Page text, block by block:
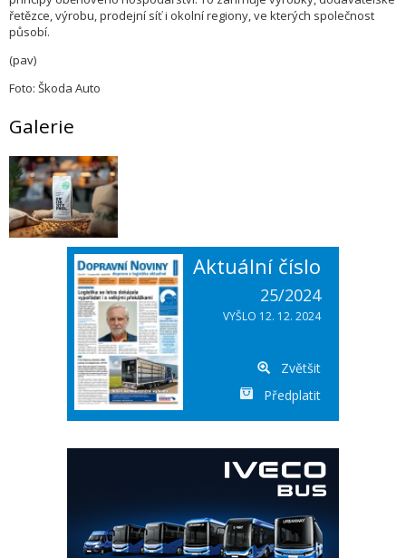
řetězce, výrobu, prodejní síť i okolní regiony, ve kterých společnost
působí.
(pav)
Foto: Škoda Auto
Galerie
Aktuální číslo
25/2024
VYŠLO 12. 12. 2024
Zvětšit
Předplatit